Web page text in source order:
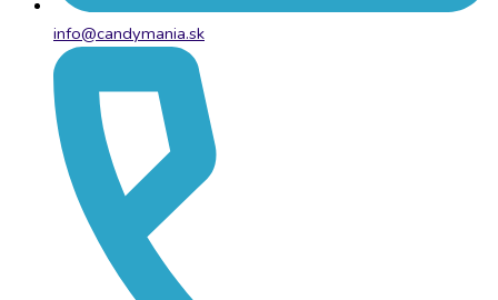
info@candymania.sk